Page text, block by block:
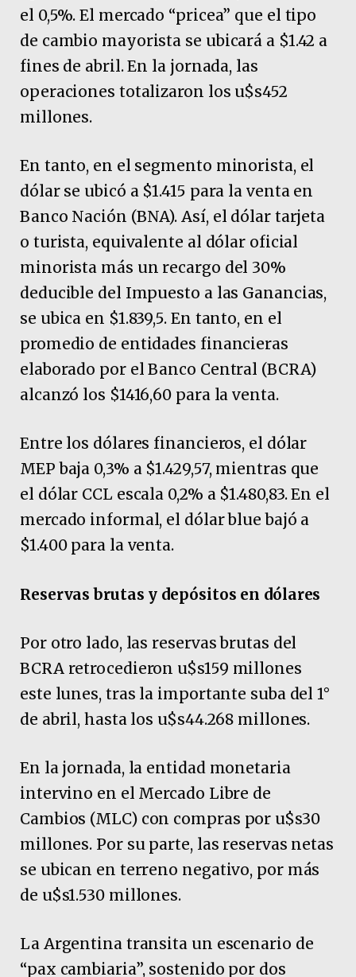
el 0,5%. El mercado “pricea” que el tipo
de cambio mayorista se ubicará a $1.42 a
fines de abril. En la jornada, las
operaciones totalizaron los u$s452
millones.
En tanto, en el segmento minorista, el
dólar se ubicó a $1.415 para la venta en
Banco Nación (BNA). Así, el dólar tarjeta
o turista, equivalente al dólar oficial
minorista más un recargo del 30%
deducible del Impuesto a las Ganancias,
se ubica en $1.839,5. En tanto, en el
promedio de entidades financieras
elaborado por el Banco Central (BCRA)
alcanzó los $1416,60 para la venta.
Entre los dólares financieros, el dólar
MEP baja 0,3% a $1.429,57, mientras que
el dólar CCL escala 0,2% a $1.480,83. En el
mercado informal, el dólar blue bajó a
$1.400 para la venta.
Reservas brutas y depósitos en dólares
Por otro lado, las reservas brutas del
BCRA retrocedieron u$s159 millones
este lunes, tras la importante suba del 1°
de abril, hasta los u$s44.268 millones.
En la jornada, la entidad monetaria
intervino en el Mercado Libre de
Cambios (MLC) con compras por u$s30
millones. Por su parte, las reservas netas
se ubican en terreno negativo, por más
de u$s1.530 millones.
La Argentina transita un escenario de
“pax cambiaria”, sostenido por dos